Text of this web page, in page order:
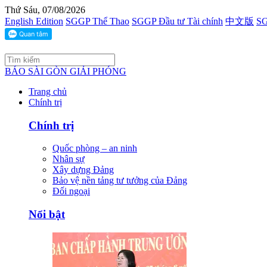
Thứ Sáu, 07/08/2026
English Edition SGGP Thể Thao SGGP Đầu tư Tài chính 中文版
BÁO SÀI GÒN GIẢI PHÓNG
Trang chủ
Chính trị
Chính trị
Quốc phòng – an ninh
Nhân sự
Xây dựng Đảng
Bảo vệ nền tảng tư tưởng của Đảng
Đối ngoại
Nổi bật